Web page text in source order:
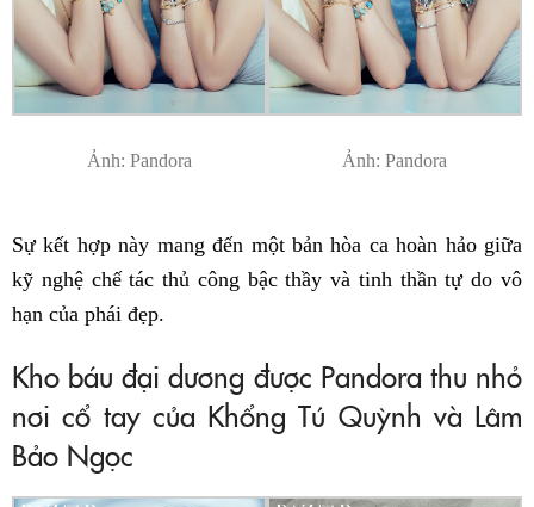
Ảnh: Pandora Ảnh: Pandora
Sự kết hợp này mang đến một bản hòa ca hoàn hảo giữa
kỹ nghệ chế tác thủ công bậc thầy và tinh thần tự do vô
hạn của phái đẹp.
Kho báu đại dương được Pandora thu nhỏ
nơi cổ tay của Khổng Tú Quỳnh và Lâm
Bảo Ngọc